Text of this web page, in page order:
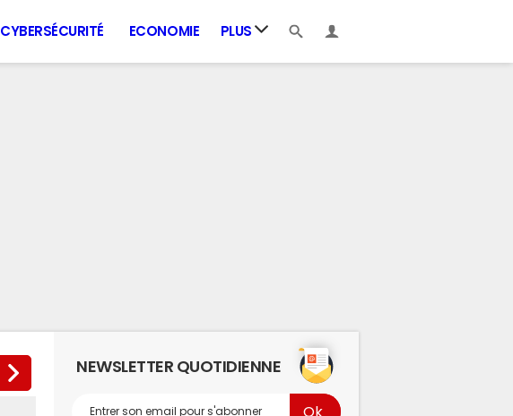
CYBERSÉCURITÉ ECONOMIE PLUS
NEWSLETTER QUOTIDIENNE